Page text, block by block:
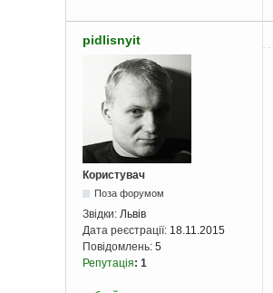
pidlisnyit
Користувач
Поза форумом
Звідки: Львів
Дата реєстрації: 18.11.2015
Повідомлень: 5
Репутація: 1